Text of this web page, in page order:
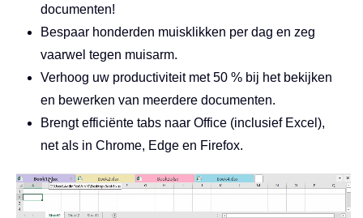
documenten!
Bespaar honderden muisklikken per dag en zeg
vaarwel tegen muisarm.
Verhoog uw productiviteit met 50 % bij het bekijken
en bewerken van meerdere documenten.
Brengt efficiënte tabs naar Office (inclusief Excel),
net als in Chrome, Edge en Firefox.